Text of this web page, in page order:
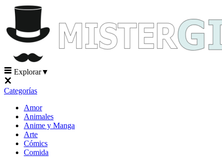
Explorar▼
Categorías
Amor
Animales
Anime y Manga
Arte
Cómics
Comida